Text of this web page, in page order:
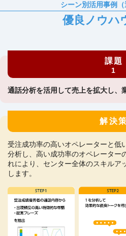
シーン別活用事例
優良ノウハ
課題
1
通話分析を活用して売上を拡大し、
解決策
受注成功率の高いオペレーターと低
分析し、高い成功率のオペレーター
れにより、センター全体のスキルア
します。